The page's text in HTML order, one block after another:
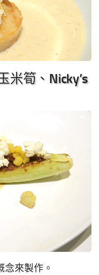
米筍、Nicky’s
來製作。